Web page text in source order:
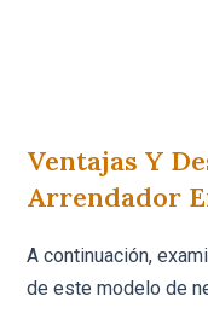
Ventajas Y
Arrendador
A continuación,
de este modelo de